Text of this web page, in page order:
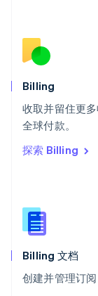
Billing
收取并留住更
全球付款。
探索 Billing
Billing 文档
创建并管理订
English
斯洛文尼亚
泰国
ไทยEnglish
希腊
English
西班牙
新西兰
English
匈牙利
English
Italiano